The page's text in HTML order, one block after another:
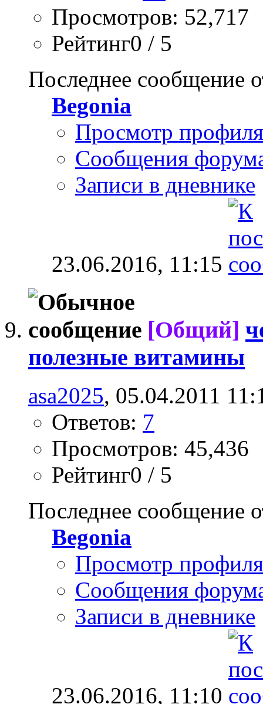
Просмотров: 52,717
Рейтинг0 / 5
Последнее сообщение
Begonia
Просмотр профиля
Сообщения
Записи в дневнике
23.06.2016, 11:15
[Общий]
полезные витамины
asa2025, 05.04.2011
Ответов: 7
Просмотров: 45,436
Рейтинг0 / 5
Последнее сообщение
Begonia
Просмотр профиля
Сообщения
Записи в дневнике
23.06.2016, 11:10